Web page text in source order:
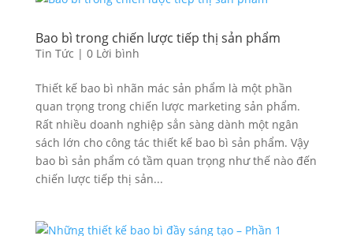
Bao bì trong chiến lược tiếp thị sản phẩm
Tin Tức | 0 Lời bình
Thiết kế bao bì nhãn mác sản phẩm là một phần
quan trọng trong chiến lược marketing sản phẩm.
Rất nhiều doanh nghiệp sẳn sàng dành một ngân
sách lớn cho công tác thiết kế bao bì sản phẩm. Vậy
bao bì sản phẩm có tầm quan trọng như thế nào đến
chiến lược tiếp thị sản...